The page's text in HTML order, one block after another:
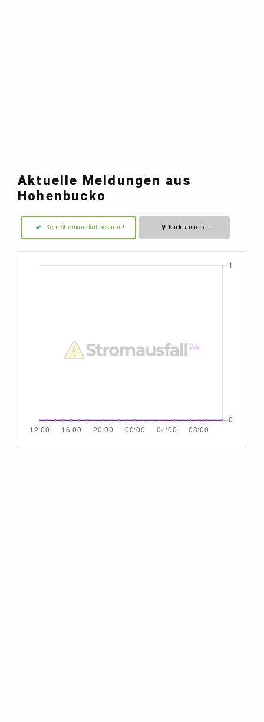
Aktuelle Meldungen aus
Hohenbucko
Kein Stromausfall bekannt! Karte ansehen